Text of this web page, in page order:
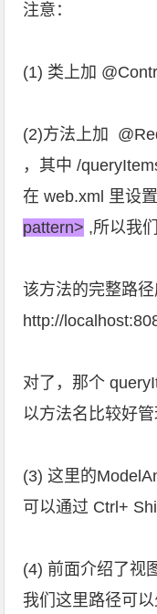
注意：
(1) 类上加
(2)方法上加
，其中 /
在 web.xml 里设
pattern> ,所以我
该方法的完整路径
http://
对了，那个
以方法名比较好管
(3) 这里的
可以通过 Ctrl+
(4) 前面介绍了视
我们这里路径可以